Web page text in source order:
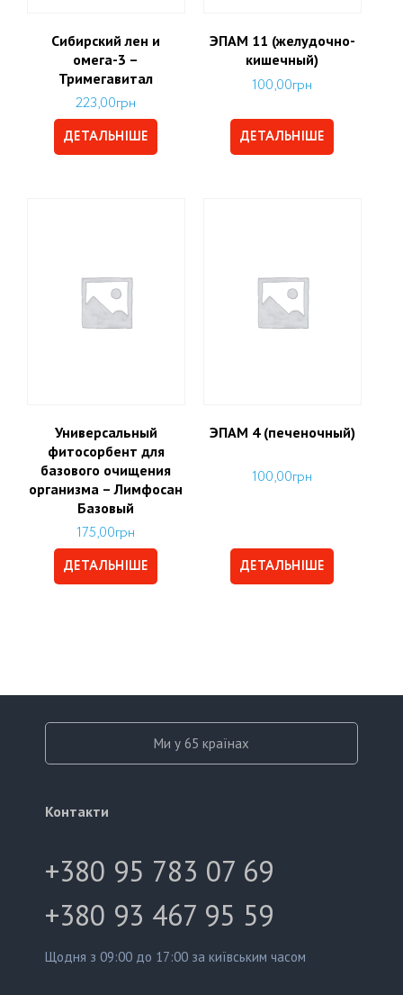
Сибирский лен и
омега-3 –
Тримегавитал
223,00грн
ДЕТАЛЬНІШЕ
ЭПАМ 11 (желудочно-
кишечный)
100,00грн
ДЕТАЛЬНІШЕ
Универсальный
фитосорбент для
базового очищения
организма – Лимфосан
Базовый
175,00грн
ДЕТАЛЬНІШЕ
ЭПАМ 4 (печеночный)
100,00грн
ДЕТАЛЬНІШЕ
Ми у 65 країнах
Контакти
+380 95 783 07 69
+380 93 467 95 59
Щодня з 09:00 до 17:00 за київським часом